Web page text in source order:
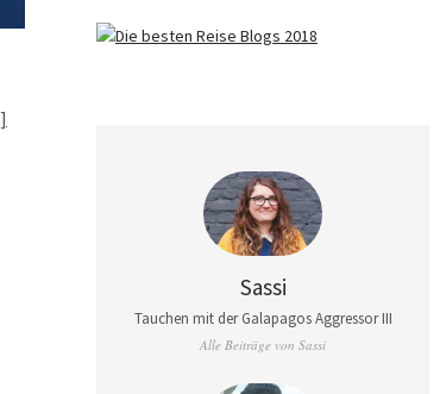
Sassi
Tauchen mit der Galapagos Aggressor III
Alle Beiträge von Sassi